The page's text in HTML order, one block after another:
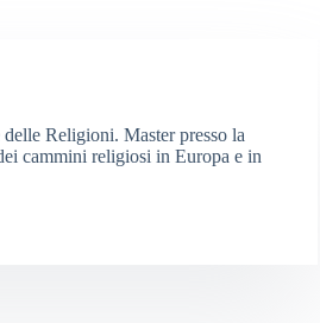
Religioni. Master presso la
cammini religiosi in Europa e in